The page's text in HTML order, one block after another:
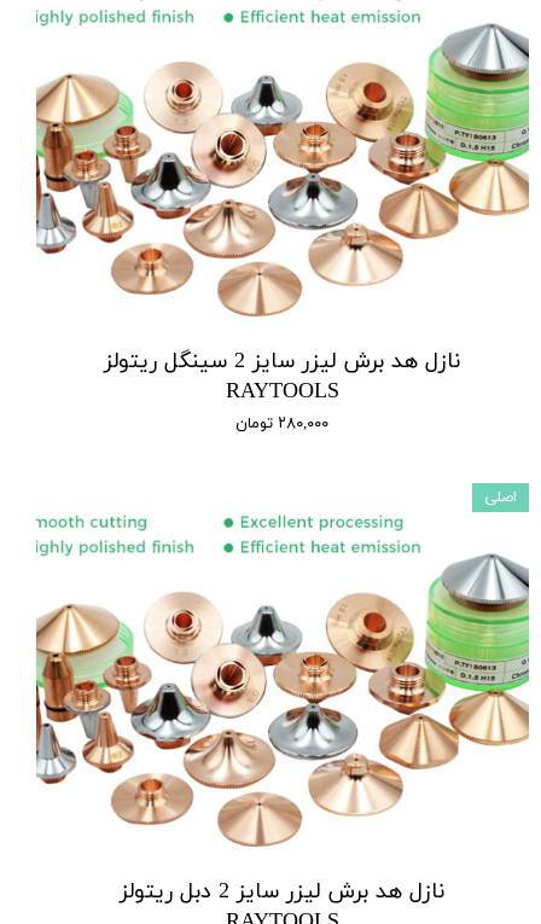
نازل هد برش لیزر سایز 2 سینگل ریتولز
RAYTOOLS
۲۸۰,۰۰۰ تومان
نازل هد برش لیزر سایز 2 دبل ریتولز
اصلی